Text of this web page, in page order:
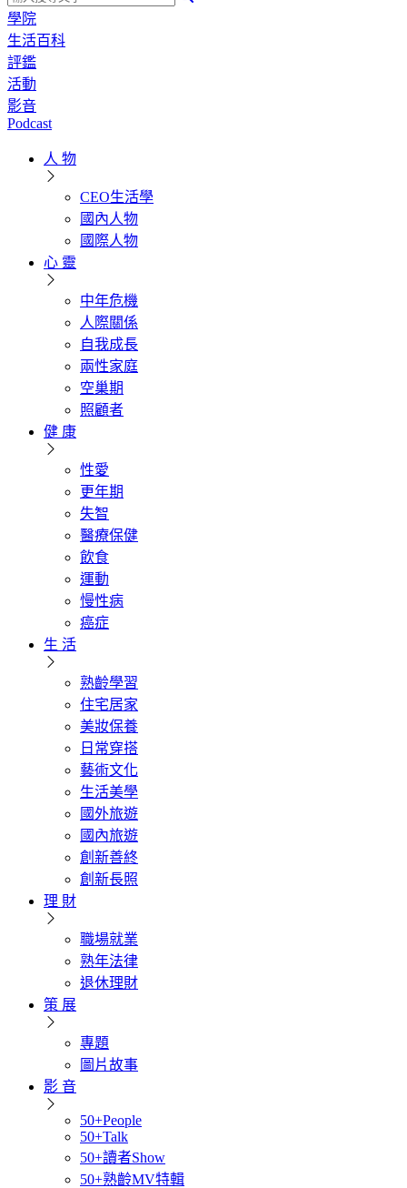
學院
生活百科
評鑑
活動
影音
Podcast
人 物
CEO生活學
國內人物
國際人物
心 靈
中年危機
人際關係
自我成長
兩性家庭
空巢期
照顧者
健 康
性愛
更年期
失智
醫療保健
飲食
運動
慢性病
癌症
生 活
熟齡學習
住宅居家
美妝保養
日常穿搭
藝術文化
生活美學
國外旅遊
國內旅遊
創新善終
創新長照
理 財
職場就業
熟年法律
退休理財
策 展
專題
圖片故事
影 音
50+People
50+Talk
50+讀者Show
50+熟齡MV特輯